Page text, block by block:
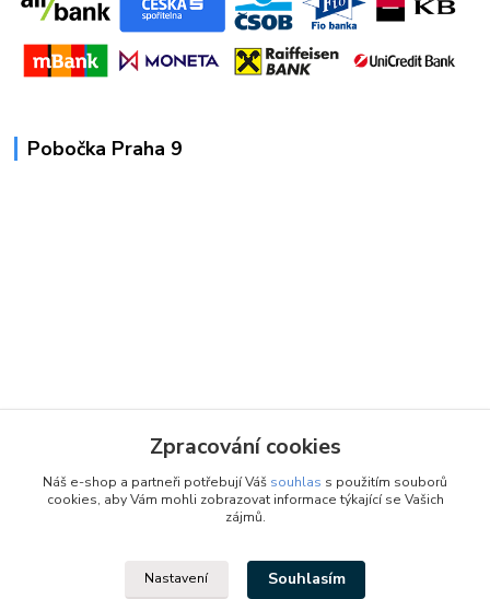
Pobočka Praha 9
Zpracování cookies
Náš e-shop a partneři potřebují Váš souhlas s použitím souborů
cookies, aby Vám mohli zobrazovat informace týkající se Vašich
zájmů.
Nastavení Souhlasím